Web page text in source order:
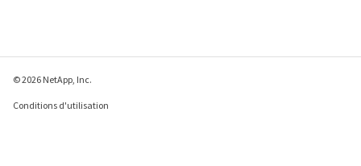
© 2026 NetApp, Inc.
Conditions d'utilisation